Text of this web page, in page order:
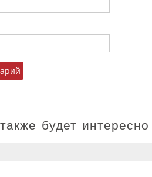
будет интересно